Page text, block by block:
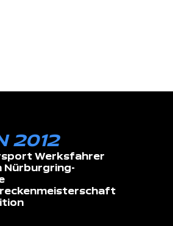
2012
Werksfahrer
Nürburgring-